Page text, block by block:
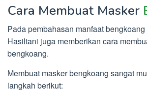
Cara Membuat Masker
Pada pembahasan manfaat
Hasiltani juga memberikan cara
bengkoang.
Membuat masker bengkoang sangat
langkah berikut: